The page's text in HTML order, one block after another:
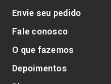
Envie seu pedido
Fale conosco
O que fazemos
Depoimentos